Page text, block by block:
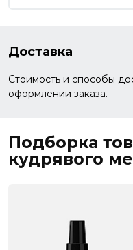
Доставка
Стоимость и способы
оформлении заказа.
Подборка
кудрявого